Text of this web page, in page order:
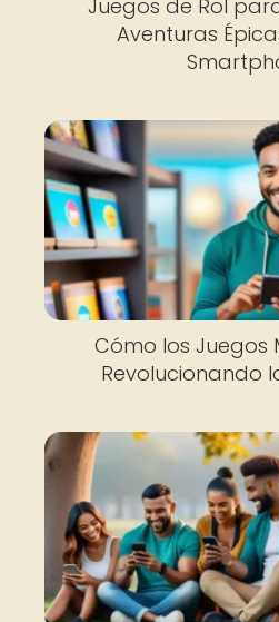
Juegos de Rol
Aventuras
Cómo los Juegos
Revolucionando